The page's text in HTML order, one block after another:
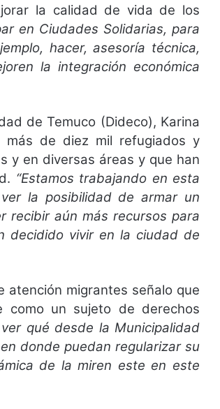
la calidad de vida de los
en Ciudades Solidarias, para
hacer, asesoría técnica,
la integración económica
de Temuco (Dideco), Karina
más de diez mil refugiados y
y en diversas áreas y que han
“Estamos trabajando en esta
la posibilidad de armar un
recibir aún más recursos para
decidido vivir en la ciudad de
atención migrantes señalo que
como un sujeto de derechos
qué desde la Municipalidad
donde puedan regularizar su
de la miren este en este